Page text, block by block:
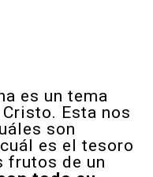
es un tema
Esta nos
son
es el tesoro
frutos de un